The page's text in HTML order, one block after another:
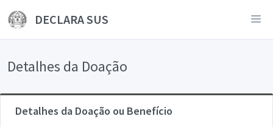
DECLARA SUS
Detalhes da Doação
Detalhes da Doação ou Benefício